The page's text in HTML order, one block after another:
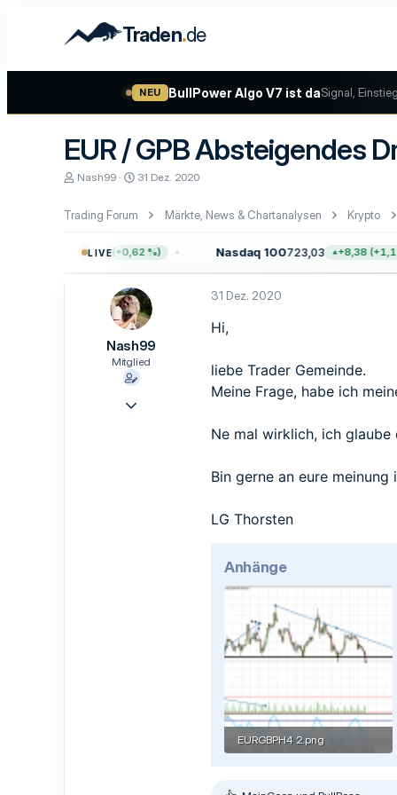
Traden.de
NEU BullPower Algo V7 ist daSignal,
EUR / GPB Absteigendes
E
t
e
Nash99
E
t
l
t
a
m
31 Dez. 2020
Trading Forum Märkte, News & Chartanalysen Krypto
LIVE
+47,68 (+0,62 %) Nasdaq 100723,03 +8,38 (+1,17
Nash99
Mitglied
31 Dez. 2020
Hi,
liebe Trader Gemeinde.
Meine Frage, habe ich
Ne mal wirklich, ich
Bin gerne an eure meinung
LG Thorsten
Anhänge
EURGBPH4 2.png